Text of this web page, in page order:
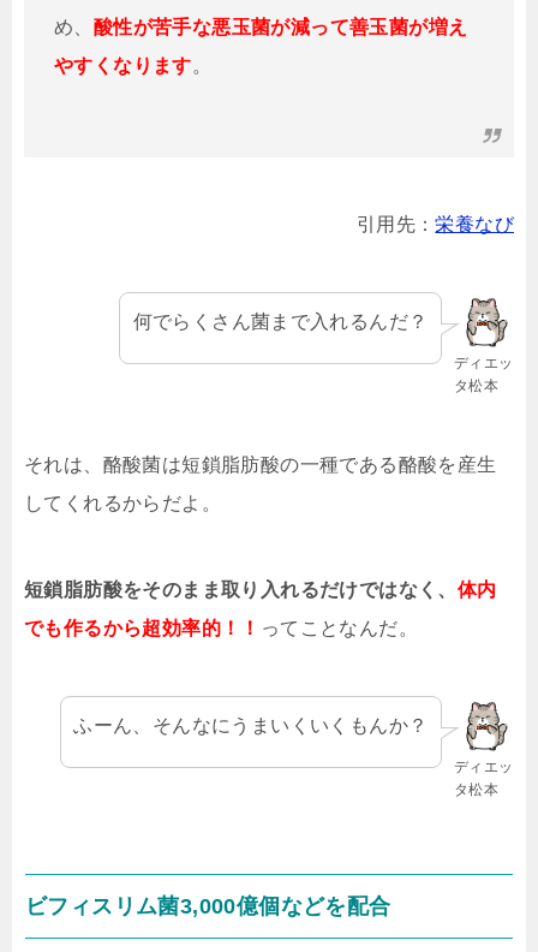
め、 酸性が苦手な悪玉菌が減って善玉菌が増え
やすくなります。
引用先：栄養なび
ディエッ
タ松本
何でらくさん菌まで入れるんだ？
それは、酪酸菌は短鎖脂肪酸の一種である酪酸を産生
してくれるからだよ。
短鎖脂肪酸をそのまま取り入れるだけではなく、 体内
でも作るから超効率的！！ ってことなんだ。
ディエッ
タ松本
ふーん、そんなにうまいくいくもんか？
ビフィスリム菌3,000億個などを配合